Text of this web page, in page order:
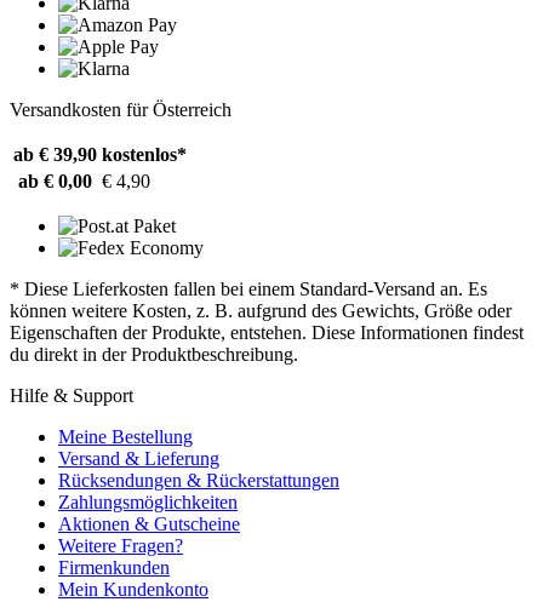
Versandkosten für Österreich
ab € 39,90 kostenlos*
ab € 0,00 € 4,90
* Diese Lieferkosten fallen bei einem Standard-Versand an. Es
können weitere Kosten, z. B. aufgrund des Gewichts, Größe oder
Eigenschaften der Produkte, entstehen. Diese Informationen findest
du direkt in der Produktbeschreibung.
Hilfe & Support
Meine Bestellung
Versand & Lieferung
Rücksendungen & Rückerstattungen
Zahlungsmöglichkeiten
Aktionen & Gutscheine
Weitere Fragen?
Firmenkunden
Mein Kundenkonto